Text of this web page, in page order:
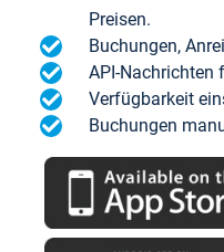
Preisen.
Buchungen,
API-Nachrichten
Verfügbarkeit
Buchungen